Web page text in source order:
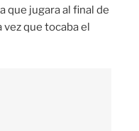
que jugara al final de
que tocaba el